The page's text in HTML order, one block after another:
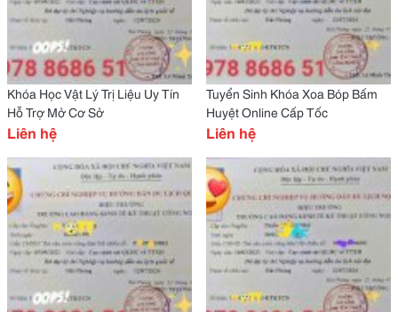
Khóa Học Vật Lý Trị Liệu Uy Tín
Hỗ Trợ Mở Cơ Sở
Liên hệ
Tuyển Sinh Khóa Xoa Bóp Bấm
Huyệt Online Cấp Tốc
Liên hệ